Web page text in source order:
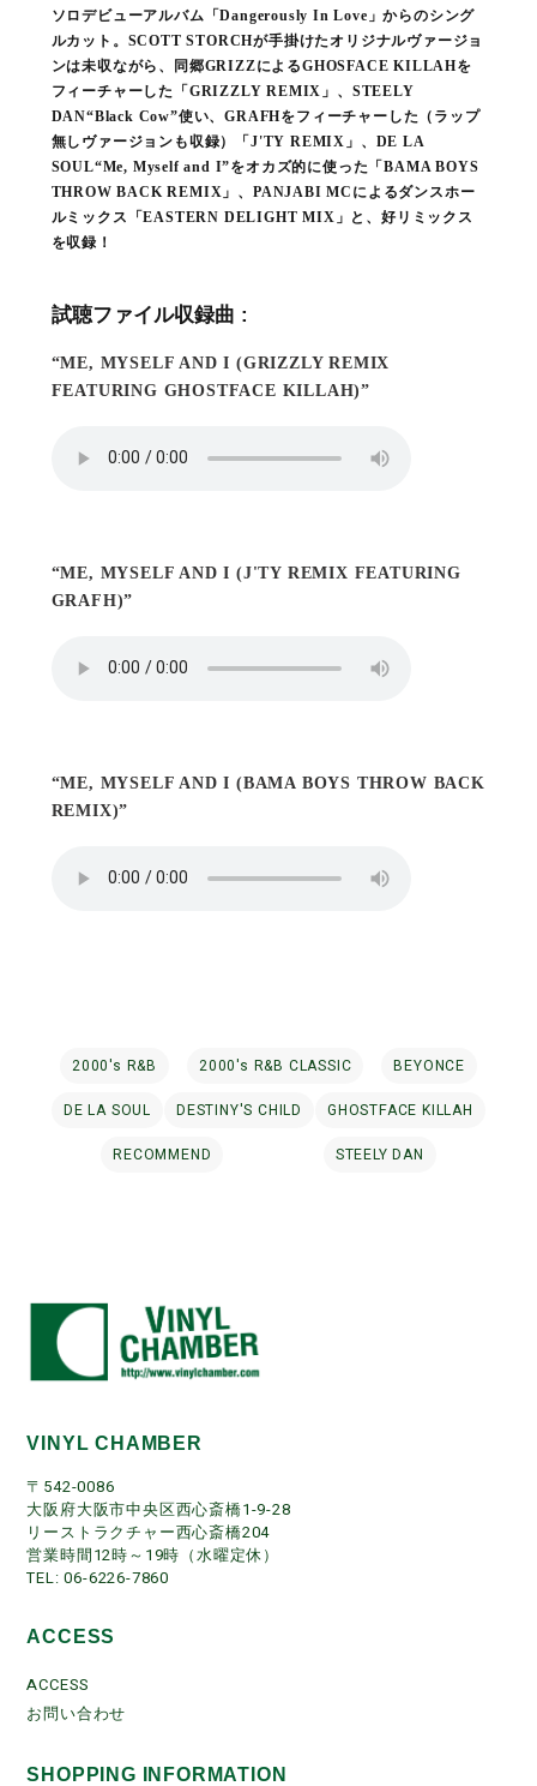
ソロデビューアルバム「Dangerously In Love」からのシング
ルカット。SCOTT STORCHが手掛けたオリジナルヴァージョ
ンは未収ながら、同郷GRIZZによるGHOSFACE KILLAHを
フィーチャーした「GRIZZLY REMIX」、STEELY
DAN“Black Cow”使い、GRAFHをフィーチャーした（ラップ
無しヴァージョンも収録）「J'TY REMIX」、DE LA
SOUL“Me, Myself and I”をオカズ的に使った「BAMA BOYS
THROW BACK REMIX」、PANJABI MCによるダンスホー
ルミックス「EASTERN DELIGHT MIX」と、好リミックス
を収録！
試聴ファイル収録曲 :
“ME, MYSELF AND I (GRIZZLY REMIX
FEATURING GHOSTFACE KILLAH)”
“ME, MYSELF AND I (J'TY REMIX FEATURING
GRAFH)”
“ME, MYSELF AND I (BAMA BOYS THROW BACK
REMIX)”
2000's R&B 2000's R&B CLASSIC BEYONCE
DE LA SOUL DESTINY'S CHILD GHOSTFACE KILLAH
RECOMMEND STEELY DAN
VINYL CHAMBER
〒542-0086
大阪府大阪市中央区西心斎橋1-9-28
リーストラクチャー西心斎橋204
営業時間12時～19時（水曜定休）
TEL: 06-6226-7860
ACCESS
ACCESS
お問い合わせ
SHOPPING INFORMATION